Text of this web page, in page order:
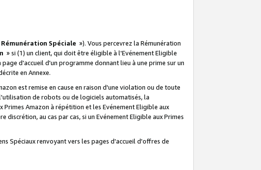
Rémunération Spéciale »). Vous percevrez la Rémunération
» si (1) un client, qui doit être éligible à l'Evénement Eligible
d'accueil d'un programme donnant lieu à une prime sur un
en Annexe.
est remise en cause en raison d'une violation ou de toute
de robots ou de logiciels automatisés, la
Amazon à répétition et les Evénement Eligible aux
discrétion, au cas par cas, si un Evénement Eligible aux Primes
Spéciaux renvoyant vers les pages d'accueil d'offres de